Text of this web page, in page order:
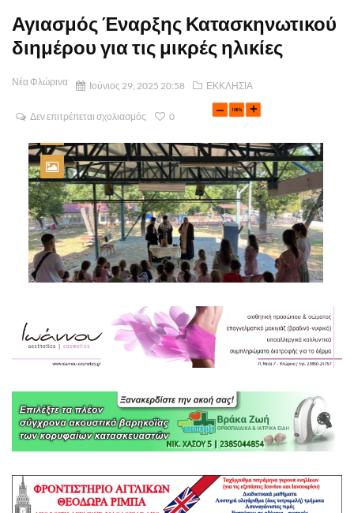
Αγιασμός Έναρξης Κατασκηνωτικού
διημέρου για τις μικρές ηλικίες
Νέα Φλώρινα Ιούνιος 29, 2025 20:58 ΕΚΚΛΗΣΙΑ
Δεν επιτρέπεται σχολιασμός 0